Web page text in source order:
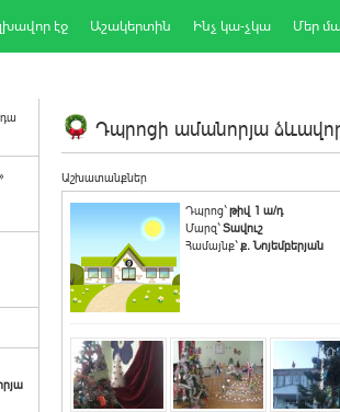
էջ Աշակերտին Ինչ կա-չկա Մեր
Դպրոցի ամանորյա
Աշխատանքներ
Դպրոց`թիվ 1 ա/դ
Մարզ`Տավուշ
Համայնք`ք. Նոյեմբերյան